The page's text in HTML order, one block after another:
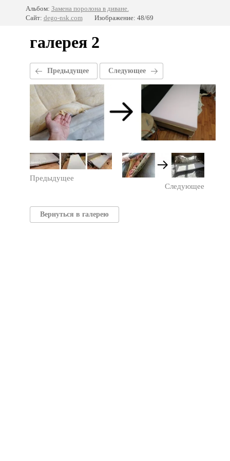
Альбом: Замена поролона в диване.
Сайт: dego-nsk.com Изображение: 48/69
галерея 2
Предыдущее Следующее
Предыдущее
Следующее
Вернуться в галерею